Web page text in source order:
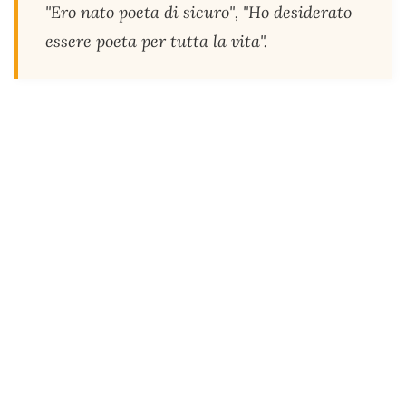
"Ero nato poeta di sicuro", "Ho desiderato
essere poeta per tutta la vita".